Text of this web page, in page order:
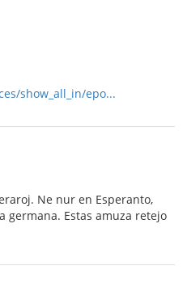
show_all_in/epo...
Ne nur en Esperanto,
germana. Estas amuza retejo